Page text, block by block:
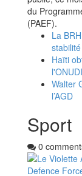
du
(PAEF).
La
Haïti
Walter
l’AGD
Sport
0